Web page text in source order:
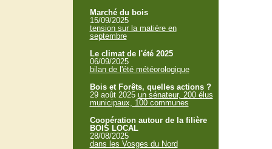
Marché du bois
15/09/2025
tension sur la matière en
septembre
Le climat de l'été 2025
06/09/2025
bilan de l'été météorologique
Bois et Forêts, quelles actions ?
29 août 2025 un sénateur, 200 élus
municipaux, 100 communes
Coopération autour de la filière
BOIS LOCAL
28/08/2025
dans les Vosges du Nord